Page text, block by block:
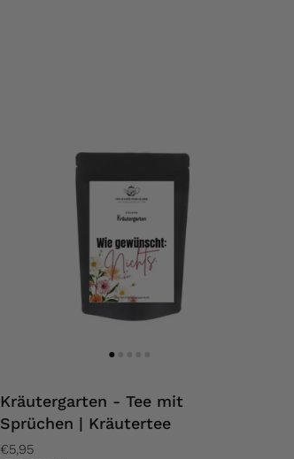
Kräutergarten - Tee mit
Sprüchen | Kräutertee
€5,95